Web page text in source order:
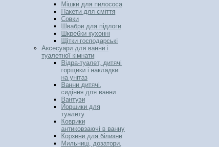
Мішки для пилососа
Пакети для сміття
Совки
Швабри для підлоги
Шкребки кухонні
Щітки господарські
Аксесуари для ванни і
туалетної кімнати
Відра-туалет, дитячі
горщики і накладки
на унітаз
Ванни дитячі,
сидіння для ванни
Вантузи
Йоршики для
туалету
Коврики
антиковзаючі в ванну
Корзини для білизни
Мильниці, дозатори,